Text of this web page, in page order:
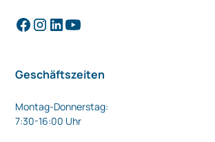
Geschäftszeiten
Montag-Donnerstag:
7:30-16:00 Uhr